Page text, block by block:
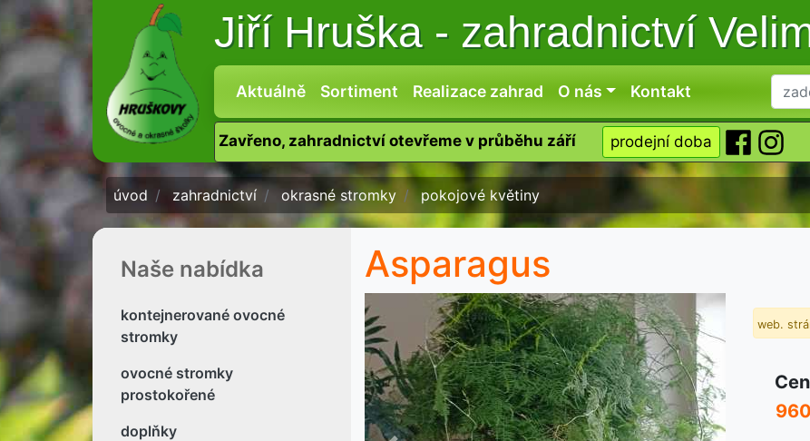
Jiří Hruška -zahradnictví
Aktuálně Sortiment Realizace zahrad O nás Kontakt
Zavřeno, zahradnictví otevřeme v průběhu září prodejní doba
úvod zahradnictví okrasné stromky pokojové květiny
Naše nabídka
kontejnerované ovocné
stromky
ovocné stromky
prostokořené
doplňky
Asparagus
web.